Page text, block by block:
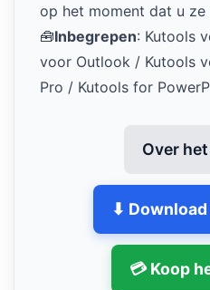
op het moment dat u ze
🧰Inbegrepen: Kutools
voor Outlook / Kutools
Pro / Kutools for
Over
⬇
💳 Koop